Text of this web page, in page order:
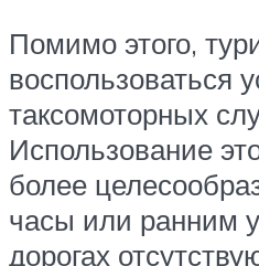
Помимо этого,
воспользоваться
таксомоторных
Использование
более
часы или ранним
дорогах